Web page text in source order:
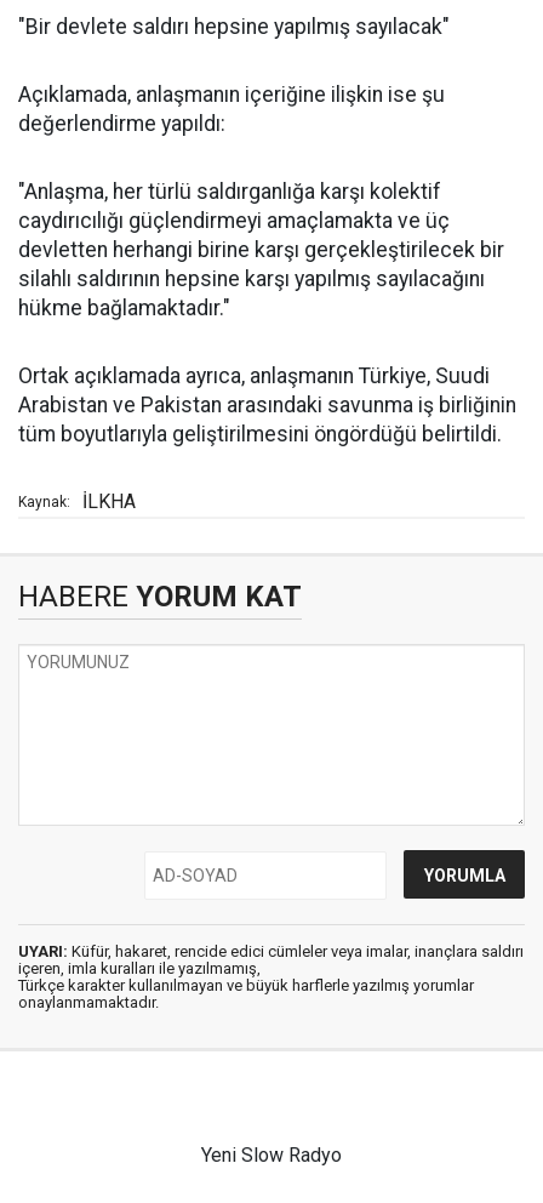
"Bir devlete saldırı hepsine yapılmış sayılacak"
Açıklamada, anlaşmanın içeriğine ilişkin ise şu
değerlendirme yapıldı:
"Anlaşma, her türlü saldırganlığa karşı kolektif
caydırıcılığı güçlendirmeyi amaçlamakta ve üç
devletten herhangi birine karşı gerçekleştirilecek bir
silahlı saldırının hepsine karşı yapılmış sayılacağını
hükme bağlamaktadır."
Ortak açıklamada ayrıca, anlaşmanın Türkiye, Suudi
Arabistan ve Pakistan arasındaki savunma iş birliğinin
tüm boyutlarıyla geliştirilmesini öngördüğü belirtildi.
Kaynak: İLKHA
HABERE YORUM KAT
UYARI: Küfür, hakaret, rencide edici cümleler veya imalar, inançlara saldırı
içeren, imla kuralları ile yazılmamış,
Türkçe karakter kullanılmayan ve büyük harflerle yazılmış yorumlar
onaylanmamaktadır.
Yeni Slow Radyo